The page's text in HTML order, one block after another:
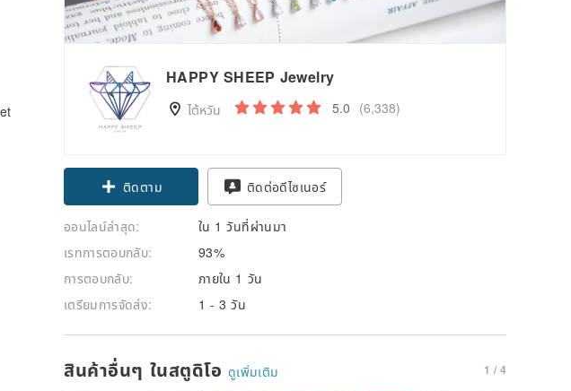
HAPPY SHEEP Jewelry
ไต้หวัน 5.0 (6,338)
ติดต่อดีไซเนอร์
ออนไลน์ล่าสุด:
ใน 1 วันที่ผ่านมา
เรทการตอบกลับ:
93%
การตอบกลับ:
ภายใน 1 วัน
เตรียมการจัดส่ง:
1 - 3 วัน
สินค้าอื่นๆ ในสตูดิโอ ดูเพิ่มเติม 1 / 4